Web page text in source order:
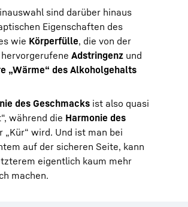
sind darüber hinaus
Eigenschaften des
wie Körperfülle, die von der
Adstringenz und
„Wärme“ des Alkoholgehalts
des Geschmacks ist also quasi
während die Harmonie des
„Kür“ wird. Und ist man bei
auf der sicheren Seite, kann
eigentlich kaum mehr
machen.